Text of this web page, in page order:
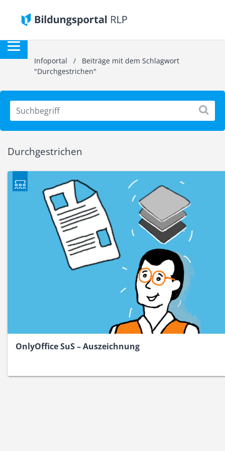
Infoportal / Beiträge mit dem Schlagwort
"Durchgestrichen"
Durchgestrichen
OnlyOffice SuS – Auszeichnung